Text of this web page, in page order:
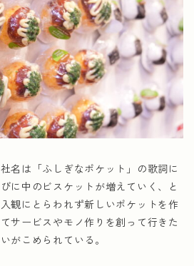
名は「ふしぎなポケット」の歌詞に
に中のビスケットが増えていく、と
観にとらわれず新しいポケットを作
サービスやモノ作りを創って行きた
がこめられている。